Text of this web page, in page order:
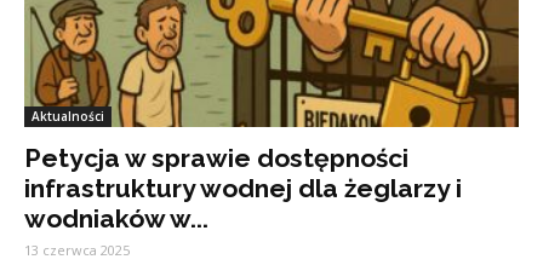
Aktualności
Petycja w sprawie dostępności
infrastruktury wodnej dla żeglarzy i
wodniaków w...
13 czerwca 2025